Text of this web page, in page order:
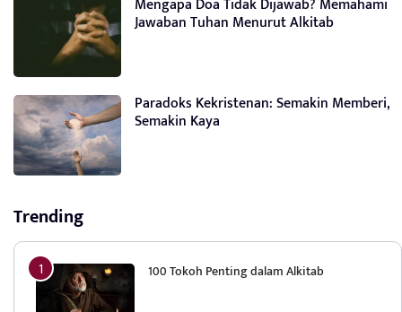
Mengapa Doa Tidak Dijawab? Memahami
Jawaban Tuhan Menurut Alkitab
Paradoks Kekristenan: Semakin Memberi,
Semakin Kaya
Trending
100 Tokoh Penting dalam Alkitab